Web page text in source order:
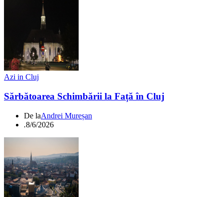
Azi in Cluj
Sărbătoarea Schimbării la Față în Cluj
De laAndrei Mureșan
.8/6/2026